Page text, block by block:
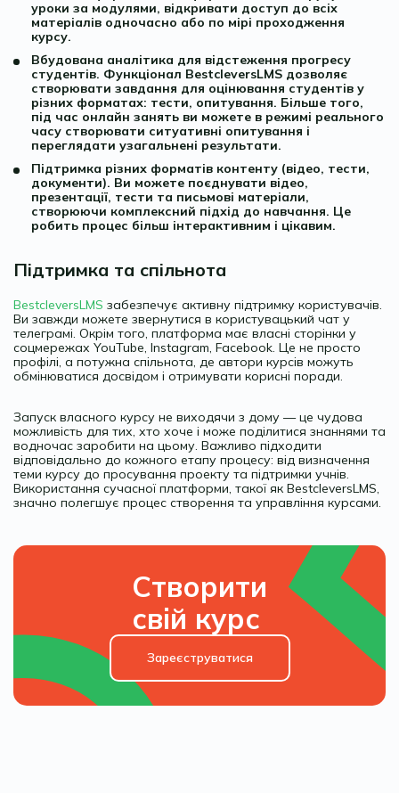
уроки за модулями, відкривати доступ до всіх
матеріалів одночасно або по мірі проходження
курсу.
Вбудована аналітика для відстеження прогресу
студентів. Функціонал BestcleversLMS дозволяє
створювати завдання для оцінювання студентів у
різних форматах: тести, опитування. Більше того,
під час онлайн занять ви можете в режимі реального
часу створювати ситуативні опитування і
переглядати узагальнені результати.
Підтримка різних форматів контенту (відео, тести,
документи). Ви можете поєднувати відео,
презентації, тести та письмові матеріали,
створюючи комплексний підхід до навчання. Це
робить процес більш інтерактивним і цікавим.
Підтримка та спільнота
BestcleversLMS забезпечує активну підтримку користувачів.
Ви завжди можете звернутися в користувацький чат у
телеграмі. Окрім того, платформа має власні сторінки у
соцмережах YouTube, Instagram, Facebook. Це не просто
профілі, а потужна спільнота, де автори курсів можуть
обмінюватися досвідом і отримувати корисні поради.
Запуск власного курсу не виходячи з дому — це чудова
можливість для тих, хто хоче і може поділитися знаннями та
водночас заробити на цьому. Важливо підходити
відповідально до кожного етапу процесу: від визначення
теми курсу до просування проекту та підтримки учнів.
Використання сучасної платформи, такої як BestcleversLMS,
значно полегшує процес створення та управління курсами.
Створити
свій курс
Зареєструватися